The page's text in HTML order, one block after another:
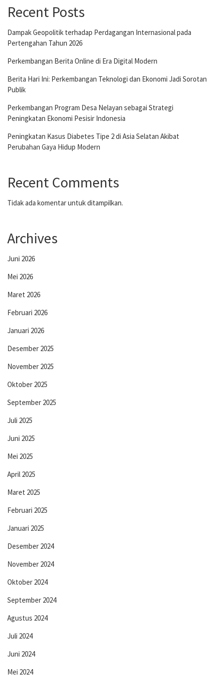
Recent Posts
Dampak Geopolitik terhadap Perdagangan Internasional pada
Pertengahan Tahun 2026
Perkembangan Berita Online di Era Digital Modern
Berita Hari Ini: Perkembangan Teknologi dan Ekonomi Jadi Sorotan
Publik
Perkembangan Program Desa Nelayan sebagai Strategi
Peningkatan Ekonomi Pesisir Indonesia
Peningkatan Kasus Diabetes Tipe 2 di Asia Selatan Akibat
Perubahan Gaya Hidup Modern
Recent Comments
Tidak ada komentar untuk ditampilkan.
Archives
Juni 2026
Mei 2026
Maret 2026
Februari 2026
Januari 2026
Desember 2025
November 2025
Oktober 2025
September 2025
Juli 2025
Juni 2025
Mei 2025
April 2025
Maret 2025
Februari 2025
Januari 2025
Desember 2024
November 2024
Oktober 2024
September 2024
Agustus 2024
Juli 2024
Juni 2024
Mei 2024